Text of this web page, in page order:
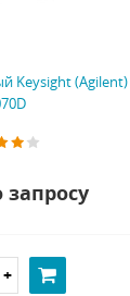
Keysight (Agilent)